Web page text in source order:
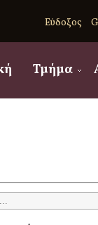
Εύδοξος
Τμήμα